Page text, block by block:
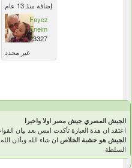
إضافة منذ 13 عام
Fayez
Eneim
23327
غير محدد
الجيش المصري جيش مصر اولا واخيرا
اعتقد ان هذة العبارة تأكدت امس بعد بيان
الجيش هو خشبة الخلاص ان شاء الله وبأذن
السلطة